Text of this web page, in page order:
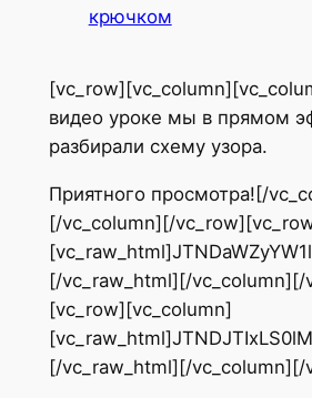
крючком
видео уроке мы в прямом
разбирали схему узора.
Приятного просмотра![/
[/vc_column][/
[/vc_raw_html][/vc_column][/
[vc_row][vc_column]
[/vc_raw_html][/vc_column][/